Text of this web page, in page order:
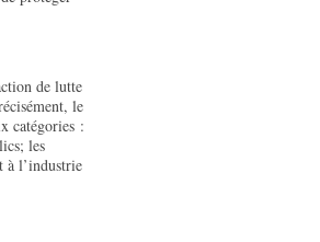
de lutte
le
catégories :
les
à l’industrie